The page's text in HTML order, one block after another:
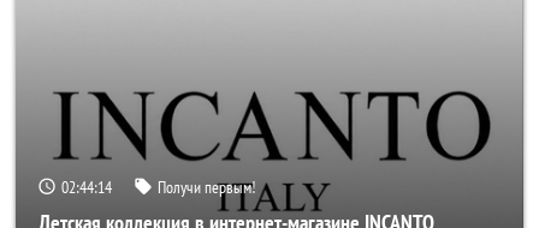
02:44:11 Получи первым!